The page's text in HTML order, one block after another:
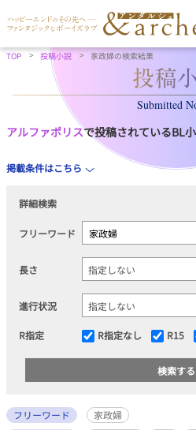
TOP 投稿小説 家政婦の検索結果
Submitted
アルファポリスで投稿されているBL
掲載条件はこちら
詳細検索
フリーワード
長さ
進行状況
R指定 R指定なし R15
フリーワード
家政婦